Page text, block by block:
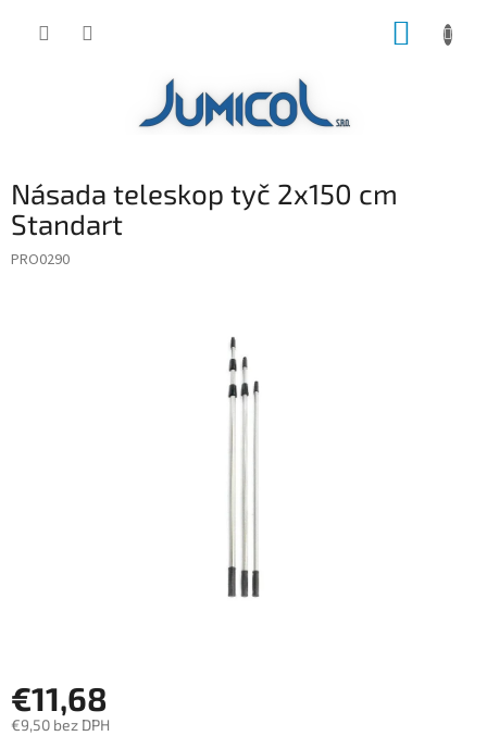
Násada teleskop tyč 2x150 cm
Standart
PRO0290
€11,68
€9,50 bez DPH